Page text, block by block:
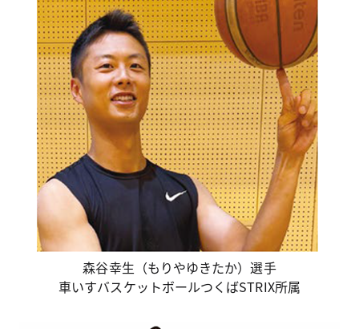
森谷幸生（もりやゆきたか）選手
車いすバスケットボールつくばSTRIX所属